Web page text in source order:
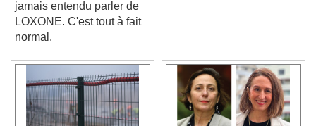
Video Player is loading.
Play Video
Play
Skip Backward
Skip Forward
jamais entendu parler de
LOXONE. C'est tout à fait
normal.